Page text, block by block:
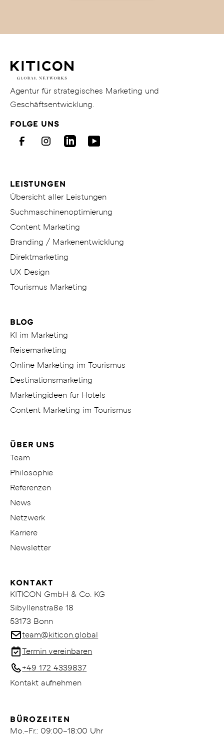
KGGehe
zur
KITICON
Agentur für strategisches Marketing und
Geschäftsentwicklung.
FOLGE UNS
FacebookInstagramLinkedInYoutube
LEISTUNGEN
Übersicht aller Leistungen
Suchmaschinenoptimierung
Content Marketing
Branding / Markenentwicklung
Direktmarketing
UX Design
Tourismus Marketing
BLOG
KI im Marketing
Reisemarketing
Online Marketing im Tourismus
Destinationsmarketing
Marketingideen für Hotels
Content Marketing im Tourismus
ÜBER UNS
Team
Philosophie
Referenzen
News
Netzwerk
Karriere
Newsletter
KONTAKT
KITICON GmbH & Co. KG
Sibyllenstraße 18
53173 Bonn
team@kiticon.global
Termin vereinbaren
+49 172 4339837
Kontakt aufnehmen
BÜROZEITEN
Mo.–Fr.: 09:00–18:00 Uhr